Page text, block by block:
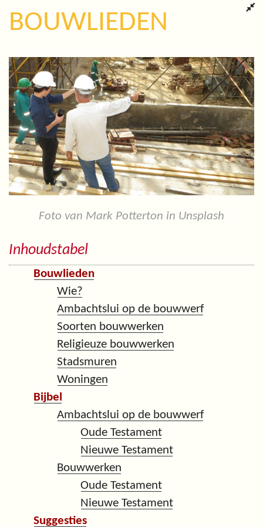
BOUWLIEDEN
Foto van Mark Potterton in Unsplash
Inhoudstabel
Bouwlieden
Wie?
Ambachtslui op de bouwwerf
Soorten bouwwerken
Religieuze bouwwerken
Stadsmuren
Woningen
Bijbel
Ambachtslui op de bouwwerf
Oude Testament
Nieuwe Testament
Bouwwerken
Oude Testament
Nieuwe Testament
Suggesties